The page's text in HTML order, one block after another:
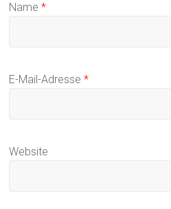
Name*
E-Mail-Adresse*
Website